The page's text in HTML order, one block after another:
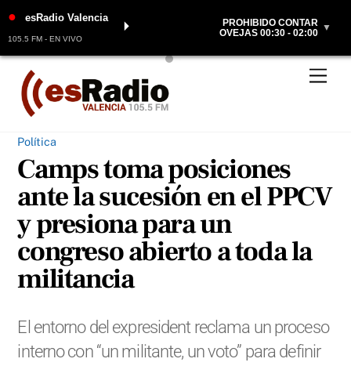
Skip
content
● esRadio Valencia
105.5 FM - EN VIVO
⏵
PROHIBIDO CONTAR
OVEJAS 00:30 - 02:00 ▼
Política
Camps toma posiciones
ante la sucesión en el PPCV
y presiona para un
congreso abierto a toda la
militancia
El entorno del expresident reclama un proceso
interno con “un militante, un voto” para definir